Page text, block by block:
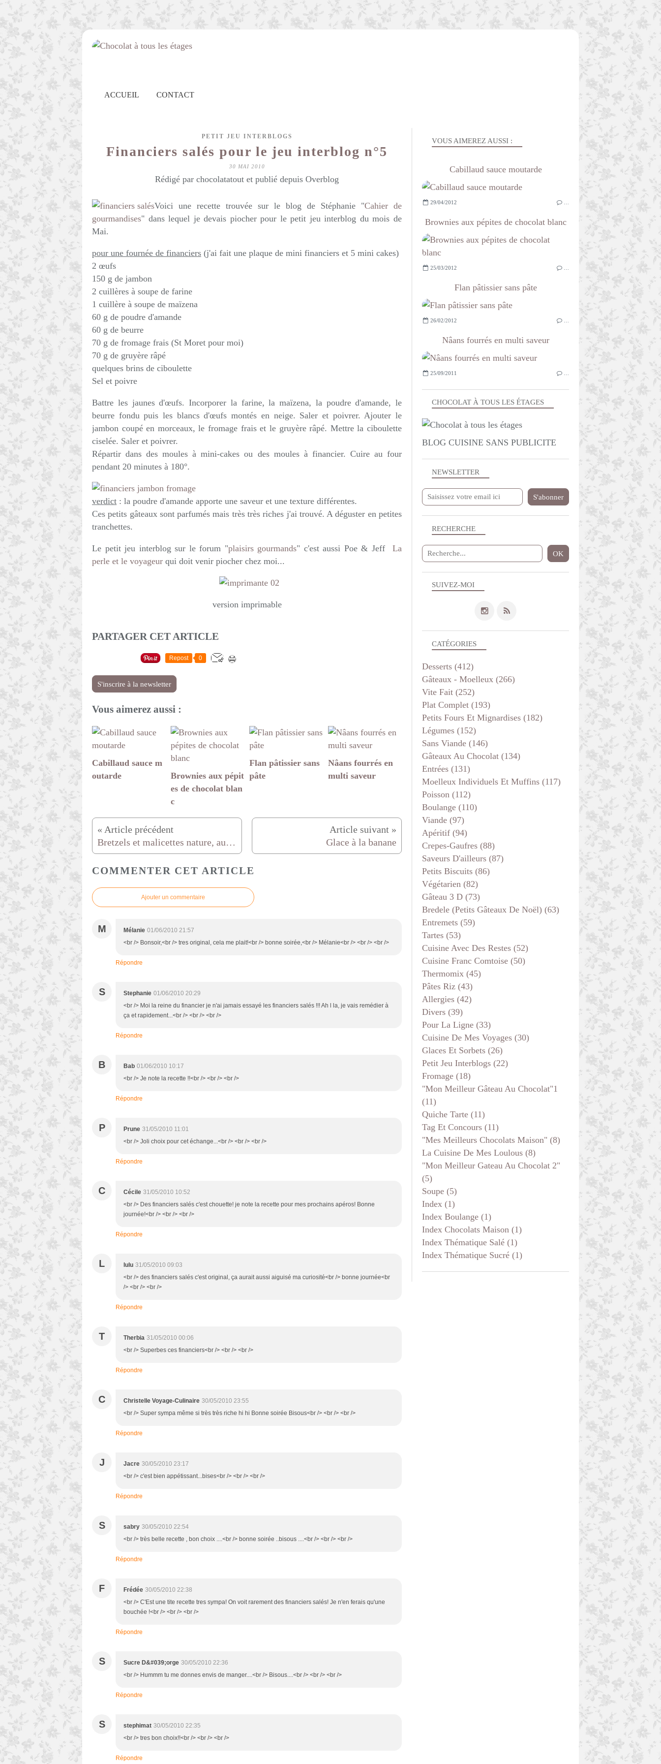
ACCUEIL CONTACT
PETIT JEU INTERBLOGS
Financiers salés pour le jeu interblog n°5
30 MAI 2010
Rédigé par chocolatatout et publié depuis Overblog
Voici une recette trouvée sur le blog de Stéphanie "Cahier de
gourmandises" dans lequel je devais piocher pour le petit jeu interblog du mois de
Mai.
pour une fournée de financiers (j'ai fait une plaque de mini financiers et 5 mini cakes)
2 œufs
150 g de jambon
2 cuillères à soupe de farine
1 cuillère à soupe de maïzena
60 g de poudre d'amande
60 g de beurre
70 g de fromage frais (St Moret pour moi)
70 g de gruyère râpé
quelques brins de ciboulette
Sel et poivre
Battre les jaunes d'œufs. Incorporer la farine, la maïzena, la poudre d'amande, le
beurre fondu puis les blancs d'œufs montés en neige. Saler et poivrer. Ajouter le
jambon coupé en morceaux, le fromage frais et le gruyère râpé. Mettre la ciboulette
ciselée. Saler et poivrer.
Répartir dans des moules à mini-cakes ou des moules à financier. Cuire au four
pendant 20 minutes à 180°.
verdict : la poudre d'amande apporte une saveur et une texture différentes.
Ces petits gâteaux sont parfumés mais très très riches j'ai trouvé. A déguster en petites
tranchettes.
Le petit jeu interblog sur le forum "plaisirs gourmands" c'est aussi Poe & JeffLa
perle et le voyageur qui doit venir piocher chez moi...
version imprimable
PARTAGER CET ARTICLE
Repost 0
S'inscrire à la newsletter
Vous aimerez aussi :
Cabillaud sauce m
outarde
Brownies aux pépit
es de chocolat blan
c
Flan pâtissier sans
pâte
Nâans fourrés en
multi saveur
Bretzels et malicettes nature, au sel ou au pavot à garnir Glace à la banane
COMMENTER CET ARTICLE
Ajouter un commentaire
M Mélanie 01/06/2010 21:57
<br /> Bonsoir,<br /> tres original, cela me plait!<br /> bonne soirée,<br /> Mélanie<br /> <br /> <br />
Répondre
S Stephanie 01/06/2010 20:29
<br /> Moi la reine du financier je n'ai jamais essayé les financiers salés !!! Ah l la, je vais remédier à
ça et rapidement...<br /> <br /> <br />
Répondre
B Bab 01/06/2010 10:17
<br /> Je note la recette !!<br /> <br /> <br />
Répondre
P Prune 31/05/2010 11:01
<br /> Joli choix pour cet échange...<br /> <br /> <br />
Répondre
C Cécile 31/05/2010 10:52
<br /> Des financiers salés c'est chouette! je note la recette pour mes prochains apéros! Bonne
journée!<br /> <br /> <br />
Répondre
L lulu 31/05/2010 09:03
<br /> des financiers salés c'est original, ça aurait aussi aiguisé ma curiosité<br /> bonne journée<br
/> <br /> <br />
Répondre
T Therbia 31/05/2010 00:06
<br /> Superbes ces financiers<br /> <br /> <br />
Répondre
C Christelle Voyage-Culinaire 30/05/2010 23:55
<br /> Super sympa même si très très riche hi hi Bonne soirée Bisous<br /> <br /> <br />
Répondre
J Jacre 30/05/2010 23:17
<br /> c'est bien appétissant...bises<br /> <br /> <br />
Répondre
S sabry 30/05/2010 22:54
<br /> très belle recette , bon choix ....<br /> bonne soirée ..bisous ....<br /> <br /> <br />
Répondre
F Frédée 30/05/2010 22:38
<br /> C'Est une tite recette tres sympa! On voit rarement des financiers salés! Je n'en ferais qu'une
bouchée !<br /> <br /> <br />
Répondre
S Sucre D&#039;orge 30/05/2010 22:36
<br /> Hummm tu me donnes envis de manger....<br /> Bisous....<br /> <br /> <br />
Répondre
S stephimat 30/05/2010 22:35
<br /> tres bon choix!!<br /> <br /> <br />
Répondre
NEWSLETTER
SUIVEZ-MOI
RECHERCHE
CHOCOLAT À TOUS LES ÉTAGES
BLOG CUISINE SANS PUBLICITE
VOUS AIMEREZ AUSSI :
Cabillaud sauce moutarde
29/04/2012
Brownies aux pépites de chocolat blanc
25/03/2012
Flan pâtissier sans pâte
26/02/2012
Nâans fourrés en multi saveur
25/09/2011
CATÉGORIES
Desserts (412)
Gâteaux - Moelleux (266)
Vite Fait (252)
Plat Complet (193)
Petits Fours Et Mignardises (182)
Légumes (152)
Sans Viande (146)
Gâteaux Au Chocolat (134)
Entrées (131)
Moelleux Individuels Et Muffins (117)
Poisson (112)
Boulange (110)
Viande (97)
Apéritif (94)
Crepes-Gaufres (88)
Saveurs D'ailleurs (87)
Petits Biscuits (86)
Végétarien (82)
Gâteau 3 D (73)
Bredele (petits Gâteaux De Noël) (63)
Entremets (59)
Tartes (53)
Cuisine Avec Des Restes (52)
Cuisine Franc Comtoise (50)
Thermomix (45)
Pâtes Riz (43)
Allergies (42)
Divers (39)
Pour La Ligne (33)
Cuisine De Mes Voyages (30)
Glaces Et Sorbets (26)
Petit Jeu Interblogs (22)
Fromage (18)
"mon Meilleur Gâteau Au Chocolat"1
(11)
Quiche Tarte (11)
Tag Et Concours (11)
"mes Meilleurs Chocolats Maison" (8)
La Cuisine De Mes Loulous (8)
"mon Meilleur Gateau Au Chocolat 2"
(5)
Soupe (5)
Index (1)
Index Boulange (1)
Index Chocolats Maison (1)
Index Thématique Salé (1)
Index Thématique Sucré (1)